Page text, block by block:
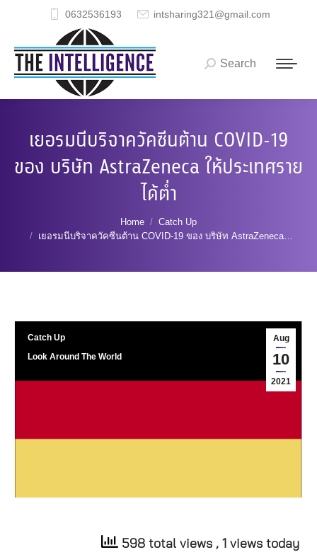
0632536193 intsharing321@gmail.com
Search:
Search
เยอรมนีบริจาควัคซีนต้าน COVID-19
ของ บริษัท AstraZeneca ให้ประเทศราย
ได้ต่ำ
Home
Catch Up
เยอรมนีบริจาควัคซีนต้าน COVID-19 ของ บริษัท AstraZeneca…
Aug
10
2021
Catch Up
Look Around The World
598 total views , 1 views today